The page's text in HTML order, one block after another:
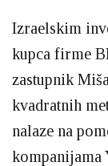
Izraelskim
kupca firme
zastupnik
kvadratnih
nalaze na
kompanijama